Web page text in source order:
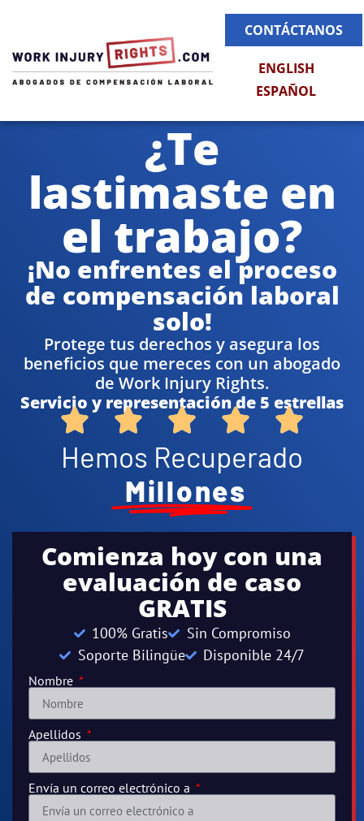
CONTÁCTANOS
ENGLISH
ESPAÑOL
¿Te
lastimaste en
el trabajo?
¡No enfrentes el proceso
de compensación laboral
solo!
Protege tus derechos y asegura los
beneficios que mereces con un abogado
de Work Injury Rights.
Servicio y representación de 5 estrellas
Hemos Recuperado
Millones
Comienza hoy con una
evaluación de caso
GRATIS
100% Gratis
Sin Compromiso
Soporte Bilingüe
Disponible 24/7
Nombre
Apellidos
Envía un correo electrónico a